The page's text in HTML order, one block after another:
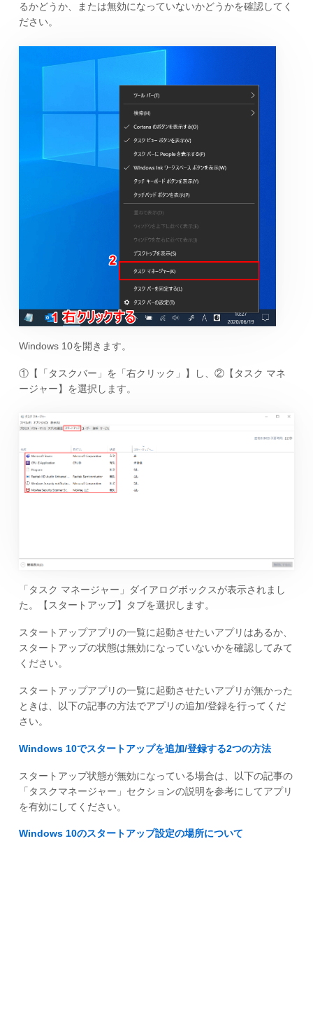
るかどうか、または無効になっていないかどうかを確認してく
ださい。
Windows 10を開きます。
①【「タスクバー」を「右クリック」】し、②【タスク マネ
ージャー】を選択します。
「タスク マネージャー」ダイアログボックスが表示されまし
た。【スタートアップ】タブを選択します。
スタートアップアプリの一覧に起動させたいアプリはあるか、
スタートアップの状態は無効になっていないかを確認してみて
ください。
スタートアップアプリの一覧に起動させたいアプリが無かった
ときは、以下の記事の方法でアプリの追加/登録を行ってくだ
さい。
Windows 10でスタートアップを追加/登録する2つの方法
スタートアップ状態が無効になっている場合は、以下の記事の
「タスクマネージャー」セクションの説明を参考にしてアプリ
を有効にしてください。
Windows 10のスタートアップ設定の場所について